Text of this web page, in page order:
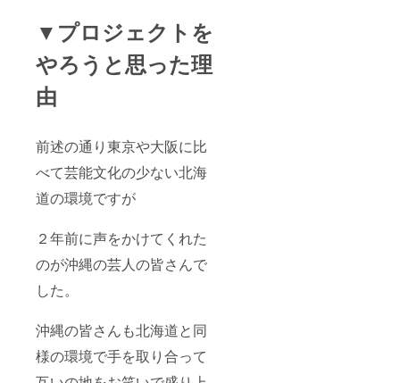
▼プロジェクトを
やろうと思った理
由
前述の通り東京や大阪に比
べて芸能文化の少ない北海
道の環境ですが
２年前に声をかけてくれた
のが沖縄の芸人の皆さんで
した。
沖縄の皆さんも北海道と同
様の環境で手を取り合って